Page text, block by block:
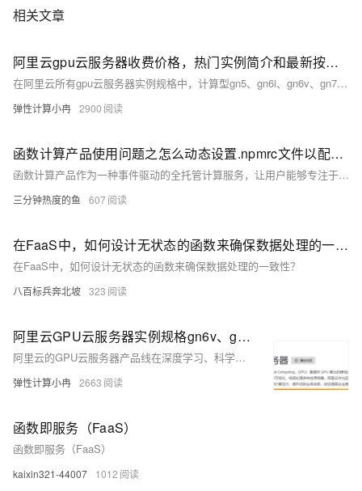
相关文章
阿里云gpu云服务器收费价格，热门实例简介和最新按量、1个月、1年收费标准参考
在阿里云所有gpu云服务器实例规格中，计算型gn5、gn6i、gn6v、gn7i和最新推出的gn8is、gn8v-tee等实例规格是其中比较热门的gpu云服务器实例。阿里云gpu云服务器最新租用价格参考，适合AI推理/训练的16核60G+1张A10 24G显存（gn7i-c16g1.4xlarge），按量优惠价1.9/小时起。本文为大家展示阿里云gpu云服务器中gn5、gn6i等热门实例规格的主要性能和适用场景以及最新按量和1个月、1年收费标准，以供参考。
弹性计算小冉 2900
函数计算产品使用问题之怎么动态设置.npmrc文件以配置私有仓库访问
函数计算产品作为一种事件驱动的全托管计算服务，让用户能够专注于业务逻辑的编写，而无需关心底层服务器的管理与运维。你可以有效地利用函数计算产品来支撑各类应用场景，从简单的数据处理到复杂的业务逻辑，实现快速、高效、低成本的云上部署与运维。以下是一些关于使用函数计算产品的合集和要点，帮助你更好地理解和应用这一服务。
三分钟热度的鱼 607
在FaaS中，如何设计无状态的函数来确保数据处理的一致性？
在FaaS中，如何设计无状态的函数来确保数据处理的一致性？
八百标兵奔北坡 323
阿里云GPU云服务器实例规格gn6v、gn7i、gn6i实例性能及区别和选择参考
阿里云的GPU云服务器产品线在深度学习、科学计算、图形渲染等多个领域展现出强大的计算能力和广泛的应用价值。本文将详细介绍阿里云GPU云服务器中的gn6v、gn7i、gn6i三个实例规格族的性能特点、区别及选择参考，帮助用户根据自身需求选择合适的GPU云服务器实例。
弹性计算小冉 2663
函数即服务（FaaS）
函数即服务（FaaS）
kaixin321-44007 1012